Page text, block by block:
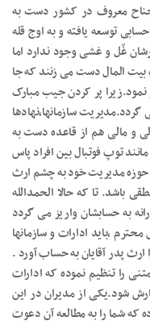
معروف در کشور دست به
توسعه یافته و به اوج قله
غّل و غشی وجود ندارد اما
المال دست می زنند که جا
نمود.زیرا پر کردن جیب مبارک
سازمانها،نهادها
و مالی هم از قاعده دست به
توپ فوتبال بین افراد پاس
حوزه مدیریت خود به چشم ارث
باشد. تا که حالا الحمدالله
به حسابشان واریز می گردد
،باید ادارات و سازمانها
ارث پدر آقایان به حساب آورد .
را تنظیم نموده که ادارات
شود.یکی از مدیران در این
که شما را به مطالعه آن دعوت